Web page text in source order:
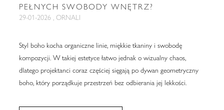
PEŁNYCH SWOBODY WNĘTRZ?
29-01-2026 , ORNALI
Styl boho kocha organiczne linie, miękkie tkaniny i swobodę
kompozycji. W takiej estetyce łatwo jednak o wizualny chaos,
dlatego projektanci coraz częściej sięgają po dywan geometryczny
boho, który porządkuje przestrzeń bez odbierania jej lekkości.